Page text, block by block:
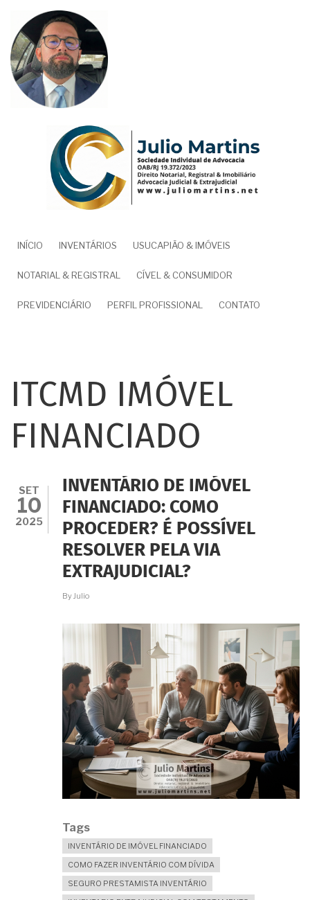
para
conteúdo
principal
NAVEGAÇÃO
PRINCIPAL
INÍCIO INVENTÁRIOS USUCAPIÃO & IMÓVEIS
NOTARIAL & REGISTRAL CÍVEL & CONSUMIDOR
PREVIDENCIÁRIO PERFIL PROFISSIONAL CONTATO
ITCMD IMÓVEL
FINANCIADO
SET
10
2025
INVENTÁRIO DE IMÓVEL
FINANCIADO: COMO
PROCEDER? É POSSÍVEL
RESOLVER PELA VIA
EXTRAJUDICIAL?
By Julio
Tags
INVENTÁRIO DE IMÓVEL FINANCIADO
COMO FAZER INVENTÁRIO COM DÍVIDA
SEGURO PRESTAMISTA INVENTÁRIO